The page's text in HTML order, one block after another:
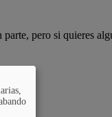
pero si quieres